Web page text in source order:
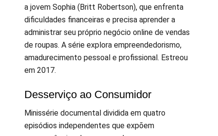
a jovem Sophia (Britt Robertson), que enfrenta
dificuldades financeiras e precisa aprender a
administrar seu próprio negócio online de vendas
de roupas. A série explora empreendedorismo,
amadurecimento pessoal e profissional. Estreou
em 2017.
Desserviço ao Consumidor
Minissérie documental dividida em quatro
episódios independentes que expõem